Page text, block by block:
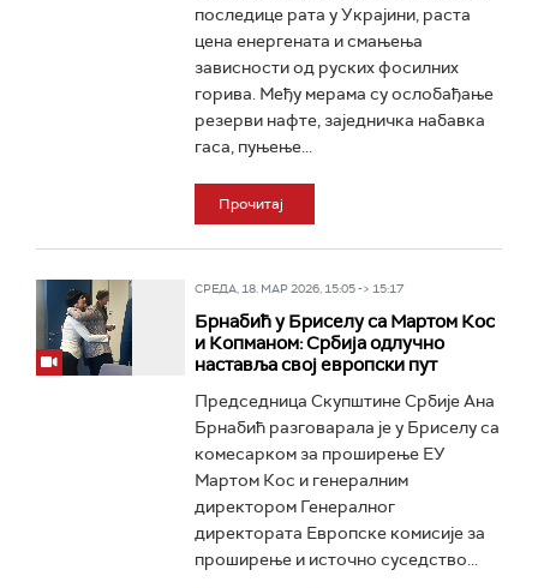
последице рата у Украјини, раста
цена енергената и смањења
зависности од руских фосилних
горива. Међу мерама су ослобађање
резерви нафте, заједничка набавка
гаса, пуњење...
Прочитај
СРЕДА, 18. МАР 2026, 15:05 -> 15:17
Брнабић у Бриселу са Мартом Кос
и Копманом: Србија одлучно
наставља свој европски пут
Председница Скупштине Србије Ана
Брнабић разговарала је у Бриселу са
комесарком за проширење ЕУ
Мартом Кос и генералним
директором Генералног
директората Европске комисије за
проширење и источно суседство...